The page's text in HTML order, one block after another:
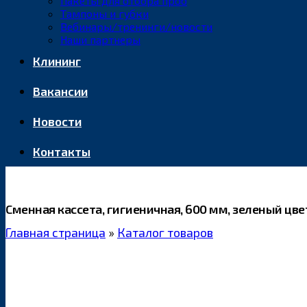
Тампоны и губки
Вебинары/тренинги/новости
Наши партнеры
Клининг
Вакансии
Новости
Контакты
Сменная кассета, гигиеничная, 600 мм, зеленый
Главная страница » Каталог товаров